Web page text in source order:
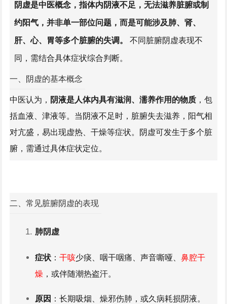
阴虚是中医概念，指体内阴液不足，无法滋养脏腑或制
约阳气，并非单一部位问题，而是可能涉及肺、肾、
肝、心、胃等多个脏腑的失调。 不同脏腑阴虚表现不
同，需结合具体症状综合判断。
一、阴虚的基本概念
中医认为， 阴液是人体内具有滋润、濡养作用的物质 ，包
括血液、津液等。当阴液不足时，脏腑失去滋养，阳气相
对亢盛，易出现虚热、干燥等症状。阴虚可发生于多个脏
腑，需通过具体症状定位。
二、常见脏腑阴虚的表现
肺阴虚
症状 ：干咳少痰、咽干咽痛、声音嘶哑、鼻腔干
燥 ，或伴随潮热盗汗。
原因 ：长期吸烟、燥邪伤肺，或久病耗损阴液。